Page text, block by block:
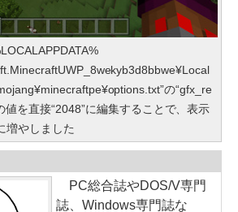
の“gfx_re
値を直接“2048”に編集することで、表示
増やしました
PC総合誌やDOS/V専門
誌、Windows専門誌な